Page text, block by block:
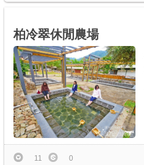
柏冷翠休閒農場
11 0